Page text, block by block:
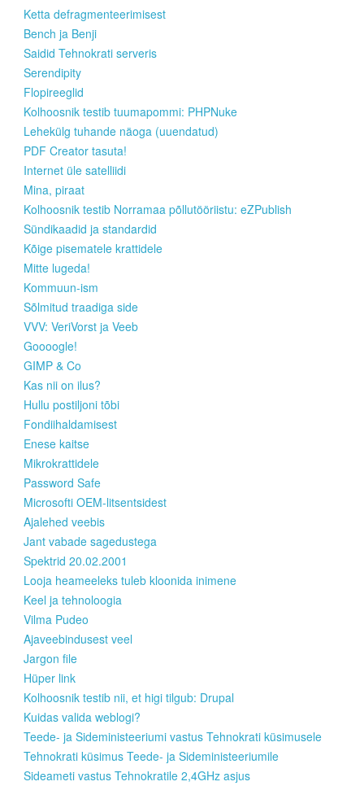
Ketta defragmenteerimisest
Bench ja Benji
Saidid Tehnokrati serveris
Serendipity
Flopireeglid
Kolhoosnik testib tuumapommi: PHPNuke
Lehekülg tuhande näoga (uuendatud)
PDF Creator tasuta!
Internet üle satelliidi
Mina, piraat
Kolhoosnik testib Norramaa põllutööriistu: eZPublish
Sündikaadid ja standardid
Kõige pisematele krattidele
Mitte lugeda!
Kommuun-ism
Sõlmitud traadiga side
VVV: VeriVorst ja Veeb
Goooogle!
GIMP & Co
Kas nii on ilus?
Hullu postiljoni tõbi
Fondiihaldamisest
Enese kaitse
Mikrokrattidele
Password Safe
Microsofti OEM-litsentsidest
Ajalehed veebis
Jant vabade sagedustega
Spektrid 20.02.2001
Looja heameeleks tuleb kloonida inimene
Keel ja tehnoloogia
Vilma Pudeo
Ajaveebindusest veel
Jargon file
Hüper link
Kolhoosnik testib nii, et higi tilgub: Drupal
Kuidas valida weblogi?
Teede- ja Sideministeeriumi vastus Tehnokrati küsimusele
Tehnokrati küsimus Teede- ja Sideministeeriumile
Sideameti vastus Tehnokratile 2,4GHz asjus